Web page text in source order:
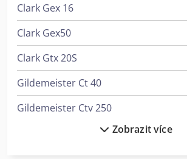
Clark Gex 16
Clark Gex50
Clark Gtx 20S
Gildemeister Ct 40
Gildemeister Ctv 250
Gildemeister Ctx 200 Zobrazit více